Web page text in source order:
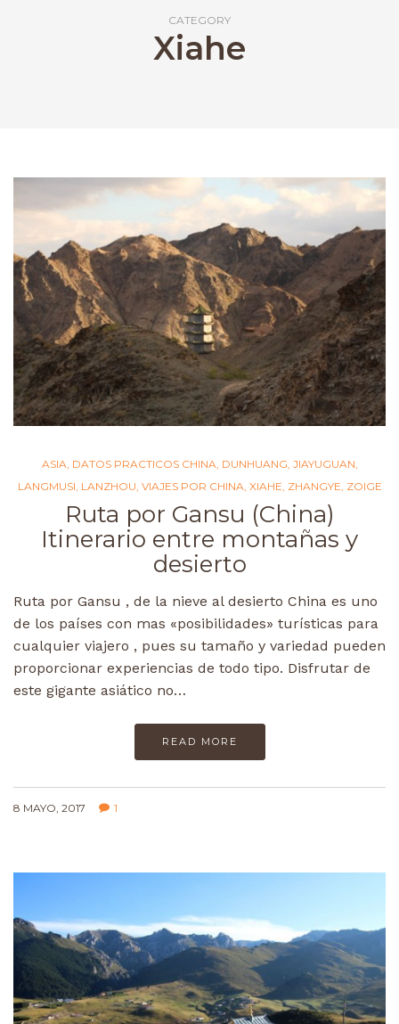
CATEGORY
Xiahe
ASIA DATOS PRACTICOS CHINA DUNHUANG JIAYUGUAN
LANGMUSI LANZHOU VIAJES POR CHINA XIAHE ZHANGYE ZOIGE
Ruta por Gansu (China)
Itinerario entre montañas y
desierto
Ruta por Gansu , de la nieve al desierto China es uno
de los países con mas «posibilidades» turísticas para
cualquier viajero , pues su tamaño y variedad pueden
proporcionar experiencias de todo tipo. Disfrutar de
este gigante asiático no…
READ MORE
8 MAYO, 2017 1